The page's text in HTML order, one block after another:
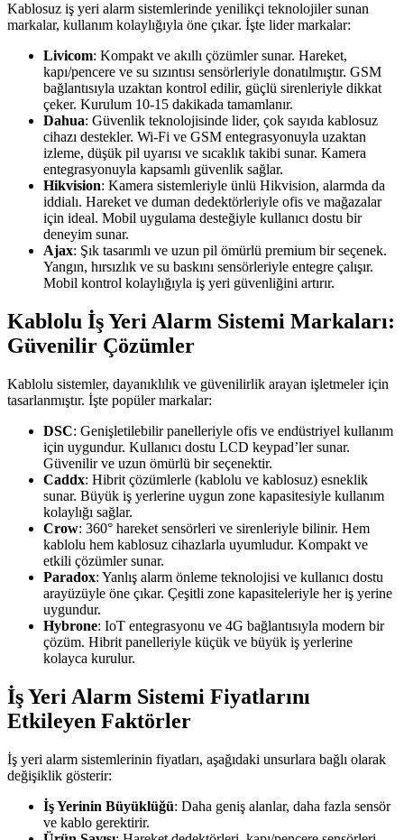
Kablosuz iş yeri alarm sistemlerinde yenilikçi teknolojiler sunan
markalar, kullanım kolaylığıyla öne çıkar. İşte lider markalar:
Livicom: Kompakt ve akıllı çözümler sunar. Hareket,
kapı/pencere ve su sızıntısı sensörleriyle donatılmıştır. GSM
bağlantısıyla uzaktan kontrol edilir, güçlü sirenleriyle dikkat
çeker. Kurulum 10-15 dakikada tamamlanır.
Dahua: Güvenlik teknolojisinde lider, çok sayıda kablosuz
cihazı destekler. Wi-Fi ve GSM entegrasyonuyla uzaktan
izleme, düşük pil uyarısı ve sıcaklık takibi sunar. Kamera
entegrasyonuyla kapsamlı güvenlik sağlar.
Hikvision: Kamera sistemleriyle ünlü Hikvision, alarmda da
iddialı. Hareket ve duman dedektörleriyle ofis ve mağazalar
için ideal. Mobil uygulama desteğiyle kullanıcı dostu bir
deneyim sunar.
Ajax: Şık tasarımlı ve uzun pil ömürlü premium bir seçenek.
Yangın, hırsızlık ve su baskını sensörleriyle entegre çalışır.
Mobil kontrol kolaylığıyla iş yeri güvenliğini artırır.
Kablolu İş Yeri Alarm Sistemi Markaları:
Güvenilir Çözümler
Kablolu sistemler, dayanıklılık ve güvenilirlik arayan işletmeler için
tasarlanmıştır. İşte popüler markalar:
DSC: Genişletilebilir panelleriyle ofis ve endüstriyel kullanım
için uygundur. Kullanıcı dostu LCD keypad’ler sunar.
Güvenilir ve uzun ömürlü bir seçenektir.
Caddx: Hibrit çözümlerle (kablolu ve kablosuz) esneklik
sunar. Büyük iş yerlerine uygun zone kapasitesiyle kullanım
kolaylığı sağlar.
Crow: 360° hareket sensörleri ve sirenleriyle bilinir. Hem
kablolu hem kablosuz cihazlarla uyumludur. Kompakt ve
etkili çözümler sunar.
Paradox: Yanlış alarm önleme teknolojisi ve kullanıcı dostu
arayüzüyle öne çıkar. Çeşitli zone kapasiteleriyle her iş yerine
uygundur.
Hybrone: IoT entegrasyonu ve 4G bağlantısıyla modern bir
çözüm. Hibrit panelleriyle küçük ve büyük iş yerlerine
kolayca kurulur.
İş Yeri Alarm Sistemi Fiyatlarını
Etkileyen Faktörler
İş yeri alarm sistemlerinin fiyatları, aşağıdaki unsurlara bağlı olarak
değişiklik gösterir:
İş Yerinin Büyüklüğü: Daha geniş alanlar, daha fazla sensör
ve kablo gerektirir.